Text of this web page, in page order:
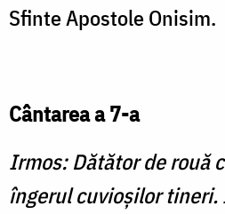
Sfinte Apostole Onisim.
Cântarea a 7-a
Irmos: Dătător de rouă
îngerul cuvioşilor tineri.